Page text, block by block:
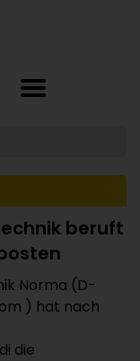
beruft
Norma (D-
) hat nach
die